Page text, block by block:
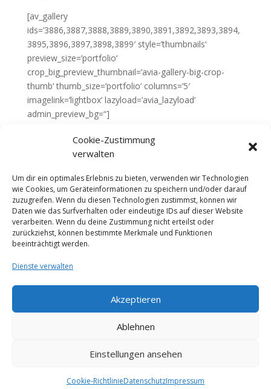
Cookie-Zustimmung
verwalten
Um dir ein optimales Erlebnis zu bieten, verwenden wir Technologien
wie Cookies, um Geräteinformationen zu speichern und/oder darauf
zuzugreifen. Wenn du diesen Technologien zustimmst, können wir
Daten wie das Surfverhalten oder eindeutige IDs auf dieser Website
verarbeiten. Wenn du deine Zustimmung nicht erteilst oder
zurückziehst, können bestimmte Merkmale und Funktionen
beeinträchtigt werden.
Dienste verwalten
Akzeptieren
Ablehnen
Einstellungen ansehen
Cookie-RichtlinieDatenschutzImpressum
[av_gallery
ids=’3886,3887,3888,3889,3890,3891,3892,3893,3894,
3895,3896,3897,3898,3899′ style=’thumbnails‘
preview_size=’portfolio‘
crop_big_preview_thumbnail=’avia-gallery-big-crop-
thumb‘ thumb_size=’portfolio‘ columns=’5′
imagelink=’lightbox‘ lazyload=’avia_lazyload‘
admin_preview_bg=“]
[av_layout_row border=“ min_height=’15px‘
color=’main_color‘ mobile=’av-fixed-cells‘ id=’welcome‘]
padding_sync=’true‘ background_color=’#fdfdfd‘ src=“
attachment=“ attachment_size=“
background_attachment=’scroll‘
background_position=’top left‘ background_repeat=’no-
repeat‘ mobile_display=“]
[/av_layout_row]
Impressum
Datenschutz
Cookie-Richtlinie (EU)
© Studio Obholz